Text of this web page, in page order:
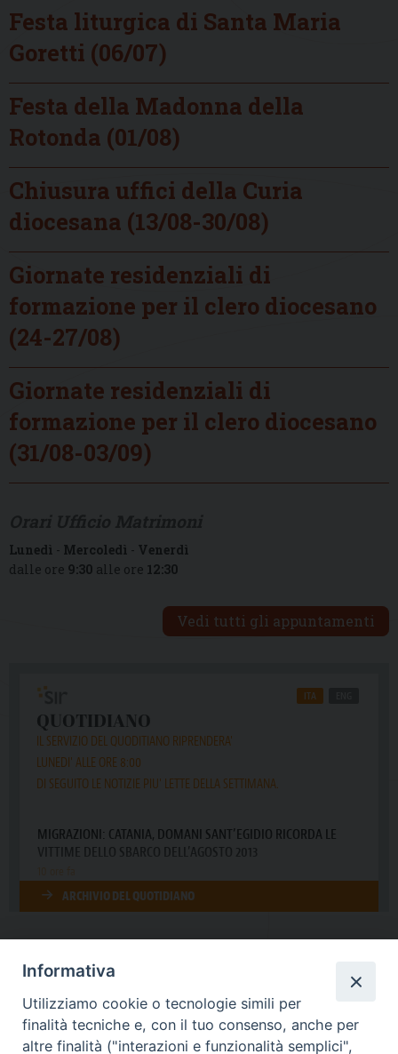
Festa liturgica di Santa Maria
Goretti (06/07)
Festa della Madonna della
Rotonda (01/08)
Chiusura uffici della Curia
diocesana (13/08-30/08)
Giornate residenziali di
formazione per il clero diocesano
(24-27/08)
Giornate residenziali di
formazione per il clero diocesano
(31/08-03/09)
Lunedì - Mercoledì - Venerdì
dalle ore 9:30 alle ore 12:30
Vedi tutti gli appuntamenti
DIOCESI SUBURBICARIA DI ALBANO
Contatti:Tel.: 06.93268401 - Fax.: 06.9323844
E-mail:curia@diocesidialbano.it
Informativa
Utilizziamo cookie o tecnologie simili per
finalità tecniche e, con il tuo consenso, anche per
altre finalità ("interazioni e funzionalità semplici",